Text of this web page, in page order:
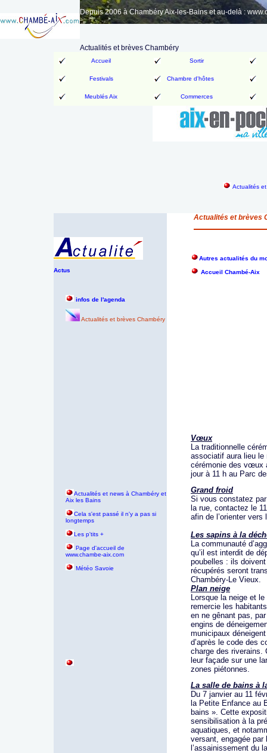
Depuis 2006 à Chambéry Aix-les-Bains et au-delà :
Actualités et brèves Chambéry
Accueil Sortir
Festivals Chambre d'hôtes
Meublés Aix Commerces
Actualités
Actualités et brèves
Actus
Autres actualités du
Accueil Chambé-Aix
infos de l'agenda
Actualités et brèves Chambéry
Actualités et news à Chambéry et
Aix les Bains
Cela s'est passé il n'y a pas si
longtemps
Les p'tits +
Page d'accueil de
www.chambe-aix.com
Météo Savoie
Vœux
La traditionnelle
associatif aura lieu le
cérémonie des vœux
jour à 11 h au Parc
Grand froid
Si vous constatez
la rue, contactez le
afin de l’orienter
Les sapins à la
La communauté
qu’il est interdit de
poubelles : ils
récupérés seront
Chambéry-Le Vieux.
Plan neige
Lorsque la neige et
remercie les
en ne gênant pas,
engins de
municipaux
d’après le code des
charge des riverains.
leur façade sur une
zones piétonnes.
La salle de bains à
Du 7 janvier au 11
la Petite Enfance au
bains ». Cette
sensibilisation à la
aquatiques, et
versant, engagée
l’assainissement du